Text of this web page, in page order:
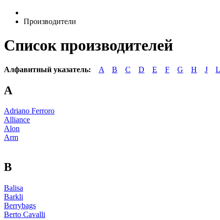
Производители
Список производителей
Алфавитный указатель: A B C D E F G H J L
A
Adriano Ferroro
Alliance
Alon
Arm
B
Balisa
Barkli
Berrybags
Berto Cavalli